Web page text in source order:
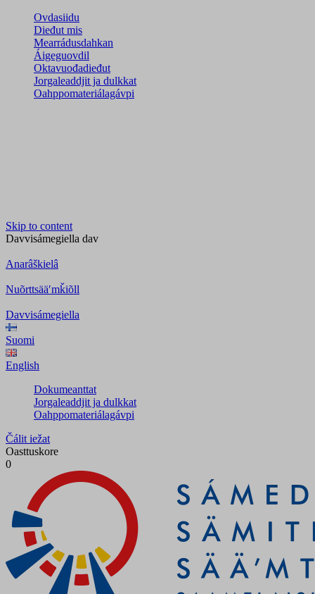
Ovdasiidu
Dieđut mis
Mearrádusdahkan
Áigeguovdil
Oktavuođadieđut
Jorgaleaddjit ja dulkkat
Oahppomateriálagávpi
Skip to content
Davvisámegiella dav
Anarâškielâ
Nuõrttsääʹmǩiõll
Davvisámegiella
Suomi
English
Dokumeanttat
Jorgaleaddjit ja dulkkat
Oahppomateriálagávpi
Čálit iežat
Oasttuskore
0